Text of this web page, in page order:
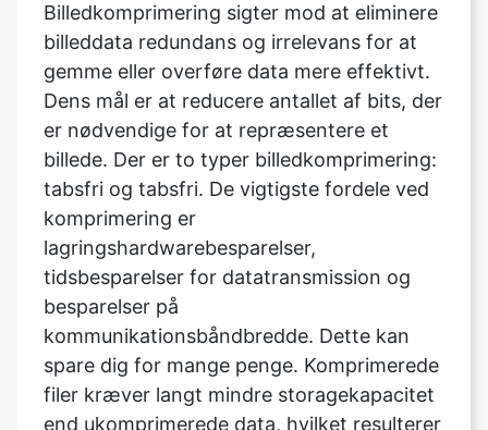
Dens mål er at reducere antallet af bits, der
er nødvendige for at repræsentere et
billede. Der er to typer billedkomprimering:
tabsfri og tabsfri. De vigtigste fordele ved
komprimering er
lagringshardwarebesparelser,
tidsbesparelser for datatransmission og
besparelser på
kommunikationsbåndbredde. Dette kan
spare dig for mange penge. Komprimerede
filer kræver langt mindre storagekapacitet
end ukomprimerede data, hvilket resulterer
i betydelige besparelser i
storageomkostningerne.